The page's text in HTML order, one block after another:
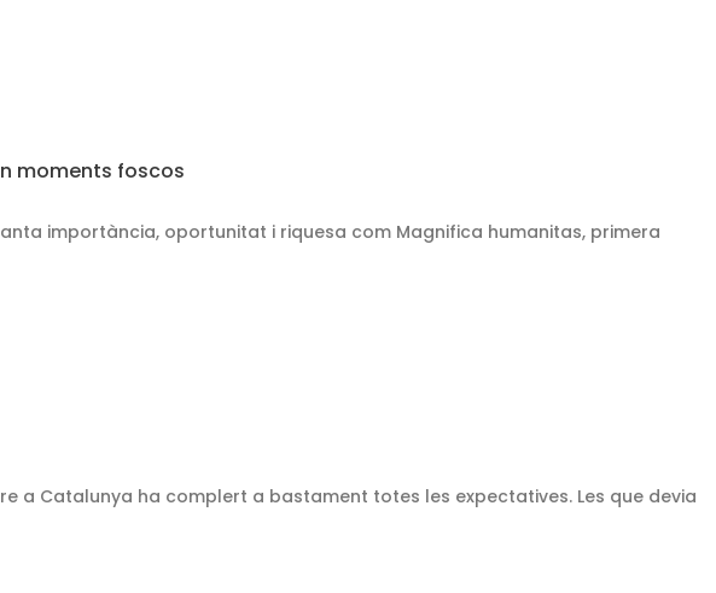
moments foscos
importància, oportunitat i riquesa com Magnifica humanitas, primera
a Catalunya ha complert a bastament totes les expectatives. Les que devia